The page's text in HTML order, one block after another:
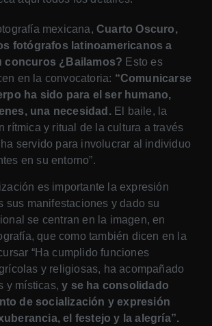
mexicana, Cuarto Oscuro,
fotógrafos latinoamericanos a
concuros ¿Bailamos? Esto es
en la convocatoria: “Comunicarse
ha sido para el ser humano,
una necesidad.El baile, la
rítmica y ritual de la cultura a través
servido para involucrar al individuo
en su entorno”.
es importante la expresión
sus manifestaciones y dado su
se centran en la imagen, en
que como también dicen en la
“Ha cumplido funciones
y religiosas, ha acompañado
y místicas,y se ha consolidado
de socialización y expresión
el festejo y la alegría”.